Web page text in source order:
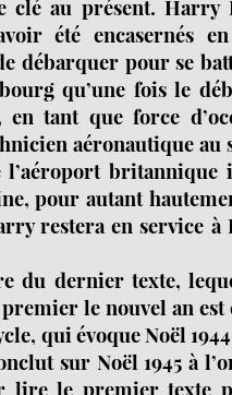
au présent. Harry
été encasernés
débarquer pour se
qu’une fois le
en tant que force
aéronautique
britannique
pour autant
restera en service à
du dernier texte,
le nouvel an est
qui évoque Noël
sur Noël 1945 à
lire le premier texte